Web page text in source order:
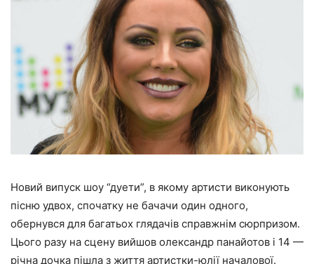
Новий випуск шоу “дуети”, в якому артисти виконують
пісню удвох, спочатку не бачачи один одного,
обернувся для багатьох глядачів справжнім сюрпризом.
Цього разу на сцену вийшов олександр панайотов і 14 —
річна дочка пішла з життя артистки-юлії началової.